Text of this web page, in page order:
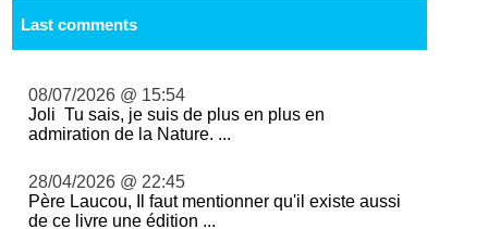
Last comments
08/07/2026 @ 15:54
Joli Tu sais, je suis de plus en plus en
admiration de la Nature. ...
28/04/2026 @ 22:45
Père Laucou, Il faut mentionner qu'il existe aussi
de ce livre une édition ...